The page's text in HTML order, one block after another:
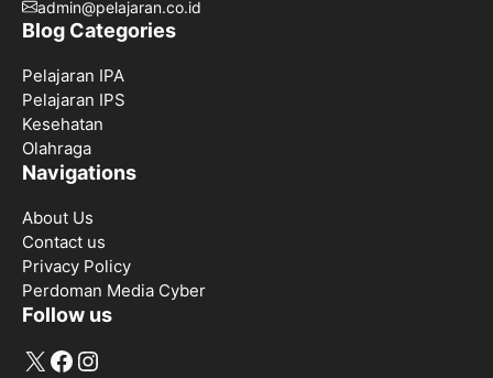
admin@pelajaran.co.id
Blog Categories
Pelajaran IPA
Pelajaran IPS
Kesehatan
Olahraga
Navigations
About Us
Contact us
Privacy Policy
Perdoman Media Cyber
Follow us
X Facebook
Instagram